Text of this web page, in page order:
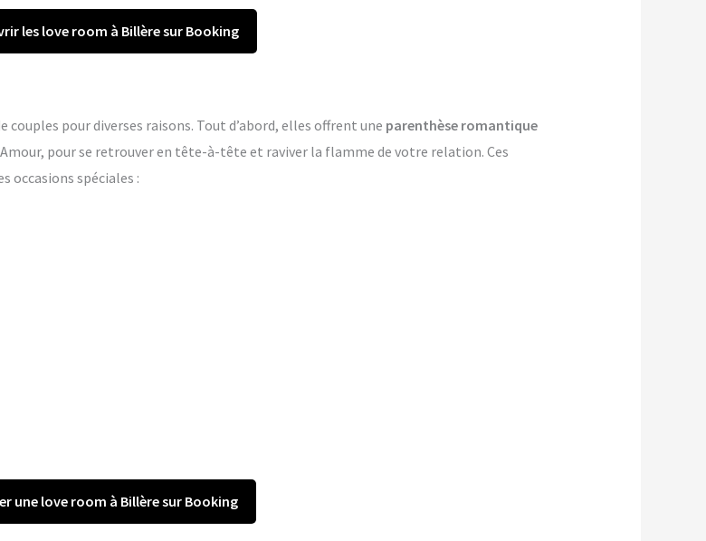
les love room à Billère sur Booking
pour diverses raisons. Tout d’abord, elles offrent une parenthèse romantique
pour se retrouver en tête-à-tête et raviver la flamme de votre relation. Ces
occasions spéciales :
une love room à Billère sur Booking